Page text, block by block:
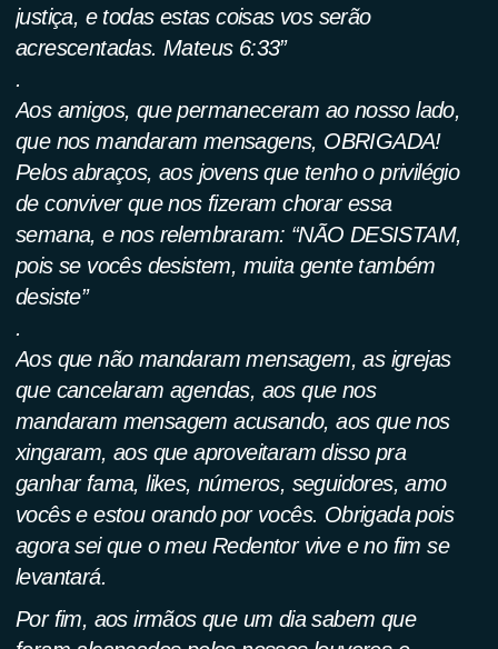
justiça, e todas estas coisas vos serão
acrescentadas. Mateus 6:33”
.
Aos amigos, que permaneceram ao nosso lado,
que nos mandaram mensagens, OBRIGADA!
Pelos abraços, aos jovens que tenho o privilégio
de conviver que nos fizeram chorar essa
semana, e nos relembraram: “NÃO DESISTAM,
pois se vocês desistem, muita gente também
desiste”
.
Aos que não mandaram mensagem, as igrejas
que cancelaram agendas, aos que nos
mandaram mensagem acusando, aos que nos
xingaram, aos que aproveitaram disso pra
ganhar fama, likes, números, seguidores, amo
vocês e estou orando por vocês. Obrigada pois
agora sei que o meu Redentor vive e no fim se
levantará.
Por fim, aos irmãos que um dia sabem que